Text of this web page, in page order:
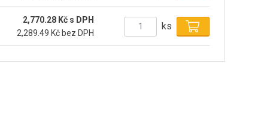
2,770.28 Kč s DPH
2,289.49 Kč bez DPH
ks